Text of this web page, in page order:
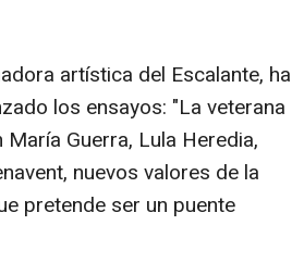
artística del Escalante, ha
los ensayos: "La veterana
Guerra, Lula Heredia,
nuevos valores de la
pretende ser un puente